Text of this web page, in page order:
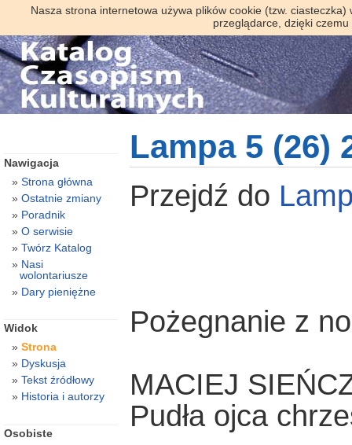
Nasza strona internetowa używa plików cookie (tzw.
przeglądarce, dzięki
Lampa 5 (26)
Przejdź do
Pożegnanie z
MACIEJ
Pudła ojca
Nawigacja
Strona główna
Ostatnie zmiany
Poradnik
O serwisie
Twórz Katalog
Nasi
wolontariusze
Dary pieniężne
Widok
Strona
Dyskusja
Tekst źródłowy
Historia i autorzy
Osobiste